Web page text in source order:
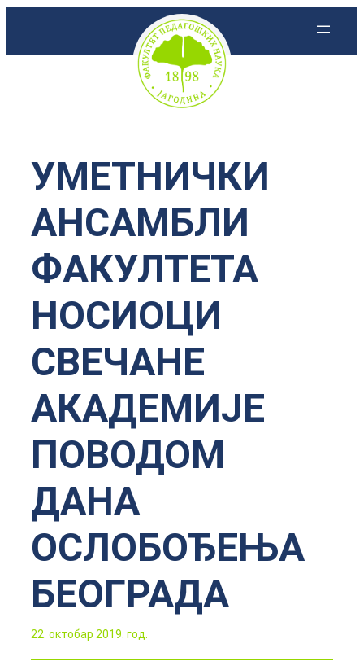
УМЕТНИЧКИ
АНСАМБЛИ
ФАКУЛТЕТА
НОСИОЦИ
СВЕЧАНЕ
АКАДЕМИЈЕ
ПОВОДОМ
ДАНА
ОСЛОБОЂЕЊА
БЕОГРАДА
22. октобар 2019. год.